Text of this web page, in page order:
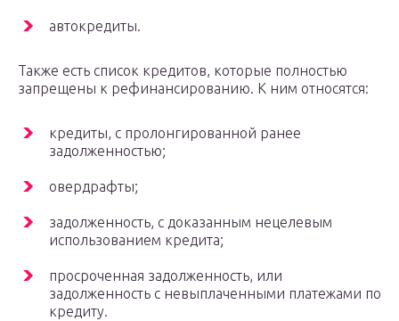
автокредиты.
Также есть список кредитов, которые полностью
запрещены к рефинансированию. К ним относятся:
кредиты, с пролонгированной ранее
задолженностью;
овердрафты;
задолженность, с доказанным нецелевым
использованием кредита;
просроченная задолженность, или
задолженность с невыплаченными платежами по
кредиту.